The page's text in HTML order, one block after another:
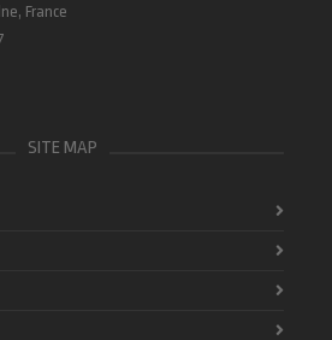
France
SITE MAP